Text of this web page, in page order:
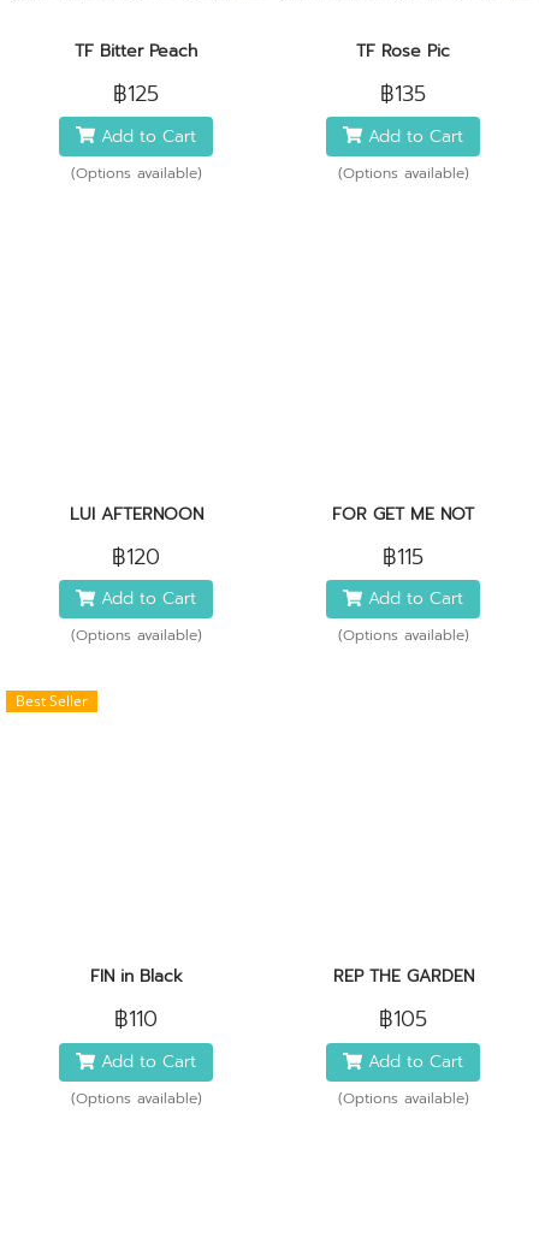
TF Bitter Peach
฿125
Add to Cart
(Options available)
TF Rose Pic
฿135
Add to Cart
(Options available)
LUI AFTERNOON
฿120
Add to Cart
(Options available)
FOR GET ME NOT
฿115
Add to Cart
(Options available)
Best Seller
FIN in Black
฿110
Add to Cart
(Options available)
REP THE GARDEN
฿105
Add to Cart
(Options available)